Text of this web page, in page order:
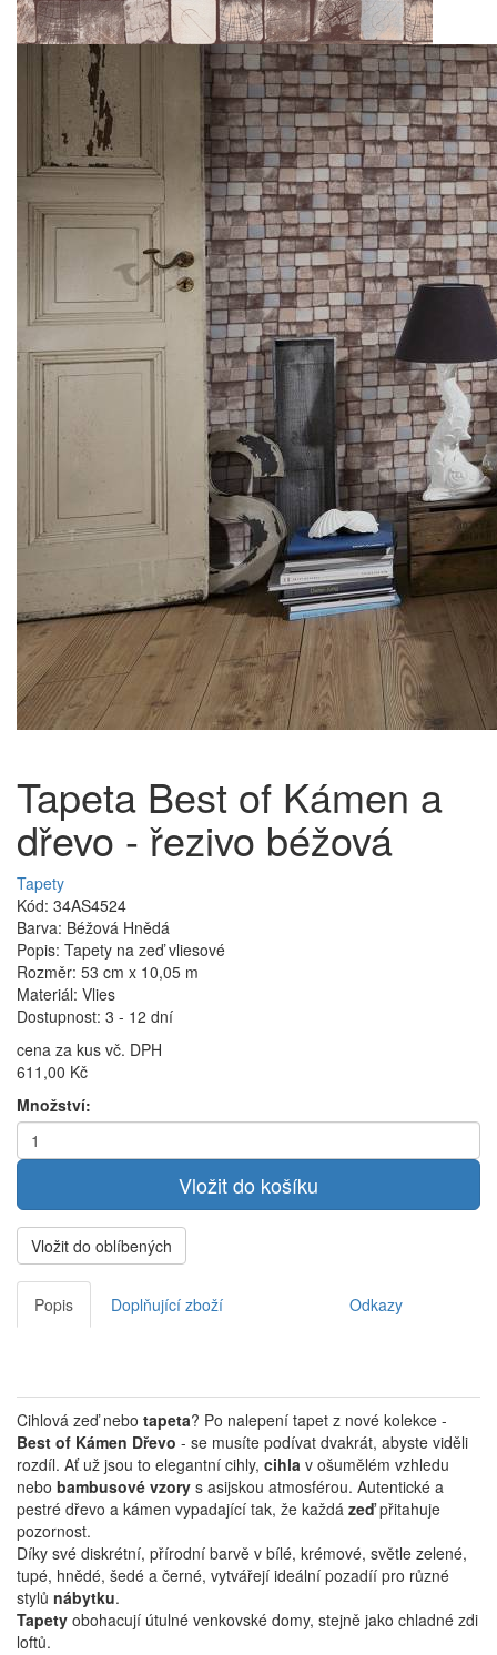
Tapeta Best of Kámen a
dřevo - řezivo béžová
Tapety
Kód: 34AS4524
Barva: Béžová Hnědá
Popis: Tapety na zeď vliesové
Rozměr: 53 cm x 10,05 m
Materiál: Vlies
Dostupnost: 3 - 12 dní
cena za kus vč. DPH
611,00 Kč
Množství:
Vložit do oblíbených
Popis Doplňující zboží Odkazy
Cihlová zeď nebo tapeta? Po nalepení tapet z nové kolekce -
Best of Kámen Dřevo - se musíte podívat dvakrát, abyste viděli
rozdíl. Ať už jsou to elegantní cihly, cihla v ošumělém vzhledu
nebo bambusové vzory s asijskou atmosférou. Autentické a
pestré dřevo a kámen vypadající tak, že každá zeďpřitahuje
pozornost.
Díky své diskrétní, přírodní barvě v bílé, krémové, světle zelené,
tupé, hnědé, šedé a černé, vytvářejí ideální pozadíí pro různé
stylů nábytku.
Tapety obohacují útulné venkovské domy, stejně jako chladné zdi
loftů.